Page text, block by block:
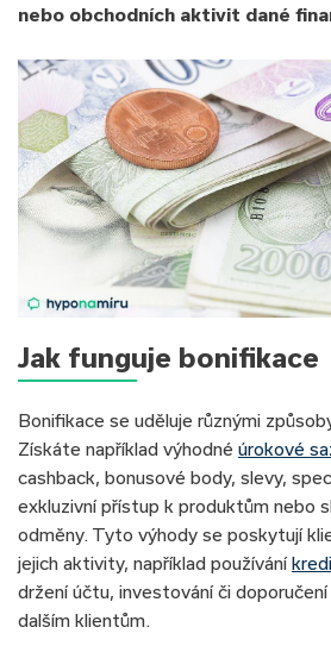
nebo obchodních aktivit dané
Jak funguje bonifikace
Bonifikace se uděluje různými
Získáte například výhodné úrokové
cashback, bonusové body, slevy,
exkluzivní přístup k produktům nebo
odměny. Tyto výhody se poskytují
jejich aktivity, například používání
držení účtu, investování či
dalším klientům.